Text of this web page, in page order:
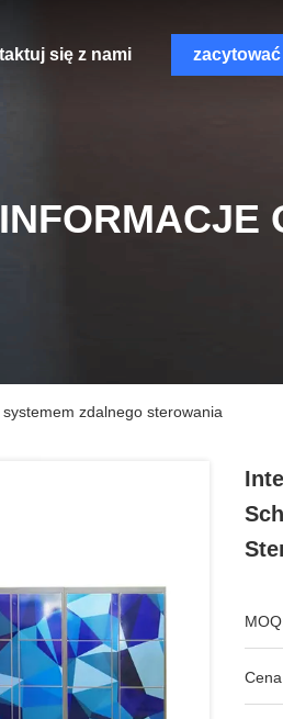
się z nami zacytować
zdalnego sterowania